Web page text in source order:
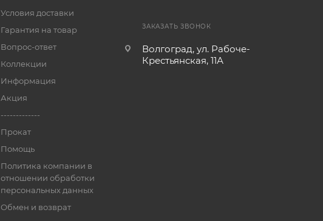
Условия доставки
Гарантия на товар
Вопрос-ответ
Коллекции
Информация
Акция
-------------
Прокат
Помощь
Политика компании в
отношении обработки
персональных данных
Обмен и возврат
ЗАКАЗАТЬ ЗВОНОК
Волгоград, ул. Рабоче-
Крестьянская, 11А